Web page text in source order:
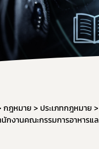
รับสมัครง
สำหรับเ
จองห้องป
กฎหมาย ประเภทกฎหมาย